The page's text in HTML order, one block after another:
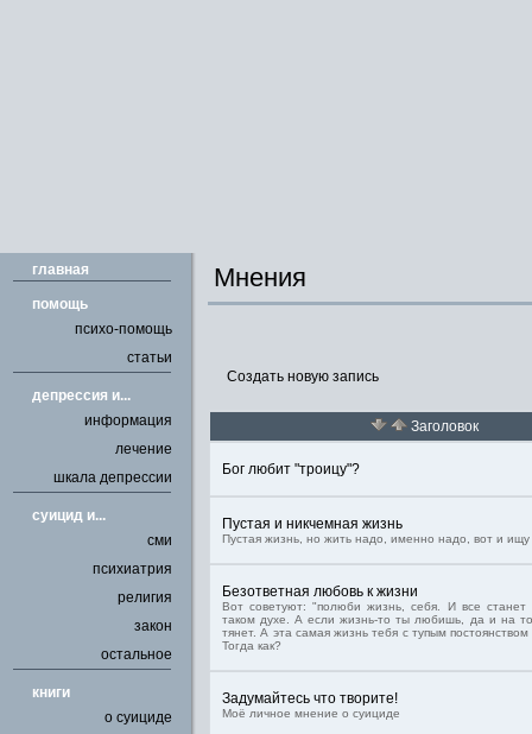
главная
помощь
психо-помощь
статьи
депрессия и...
информация
лечение
шкала депрессии
cуицид и...
сми
психиатрия
религия
закон
остальное
книги
о суициде
Мнения
Создать новую запись
Заголовок
Бог любит "троицу"?
Пустая и никчемная жизнь
Пустая жизнь, но жить надо, именно надо, вот и ищу
Безответная любовь к жизни
Вот советуют: "полюби жизнь, себя. И все станет
таком духе. А если жизнь-то ты любишь, да и на
тянет. А эта самая жизнь тебя с тупым
Тогда как?
Задумайтесь что творите!
Моё личное мнение о суициде